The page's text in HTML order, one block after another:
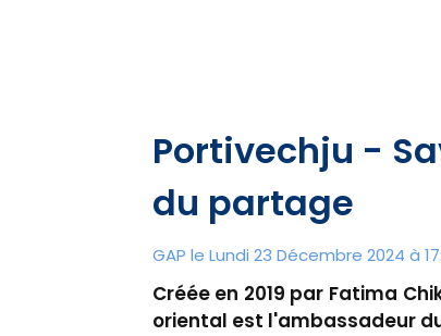
Portivechju -
du partage
GAP le Lundi 23 Décembre 2024 à
Créée en 2019 par Fatima
oriental est l'ambassadeur